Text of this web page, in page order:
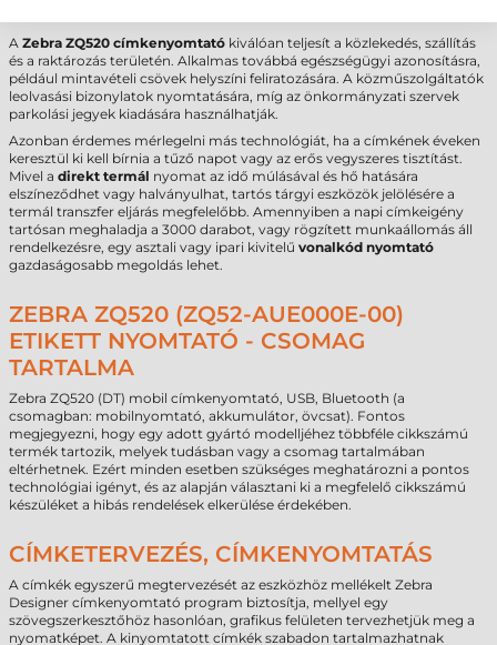
A Zebra ZQ520 címkenyomtató kiválóan teljesít a közlekedés, szállítás
és a raktározás területén. Alkalmas továbbá egészségügyi azonosításra,
például mintavételi csövek helyszíni feliratozására. A közműszolgáltatók
leolvasási bizonylatok nyomtatására, míg az önkormányzati szervek
parkolási jegyek kiadására használhatják.
Azonban érdemes mérlegelni más technológiát, ha a címkének éveken
keresztül ki kell bírnia a tűző napot vagy az erős vegyszeres tisztítást.
Mivel a direkt termál nyomat az idő múlásával és hő hatására
elszíneződhet vagy halványulhat, tartós tárgyi eszközök jelölésére a
termál transzfer eljárás megfelelőbb. Amennyiben a napi címkeigény
tartósan meghaladja a 3000 darabot, vagy rögzített munkaállomás áll
rendelkezésre, egy asztali vagy ipari kivitelű vonalkód nyomtató
gazdaságosabb megoldás lehet.
ZEBRA ZQ520 (ZQ52-AUE000E-00)
ETIKETT NYOMTATÓ - CSOMAG
TARTALMA
Zebra ZQ520 (DT) mobil címkenyomtató, USB, Bluetooth (a
csomagban: mobilnyomtató, akkumulátor, övcsat). Fontos
megjegyezni, hogy egy adott gyártó modelljéhez többféle cikkszámú
termék tartozik, melyek tudásban vagy a csomag tartalmában
eltérhetnek. Ezért minden esetben szükséges meghatározni a pontos
technológiai igényt, és az alapján választani ki a megfelelő cikkszámú
készüléket a hibás rendelések elkerülése érdekében.
CÍMKETERVEZÉS, CÍMKENYOMTATÁS
A címkék egyszerű megtervezését az eszközhöz mellékelt Zebra
Designer címkenyomtató program biztosítja, mellyel egy
szövegszerkesztőhöz hasonlóan, grafikus felületen tervezhetjük meg a
nyomatképet. A kinyomtatott címkék szabadon tartalmazhatnak